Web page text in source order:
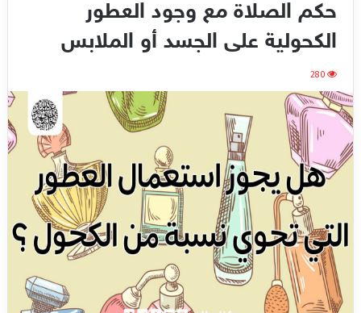
حكم الصلاة مع وجود العطور
الكحولية على الجسد أو الملابس
280